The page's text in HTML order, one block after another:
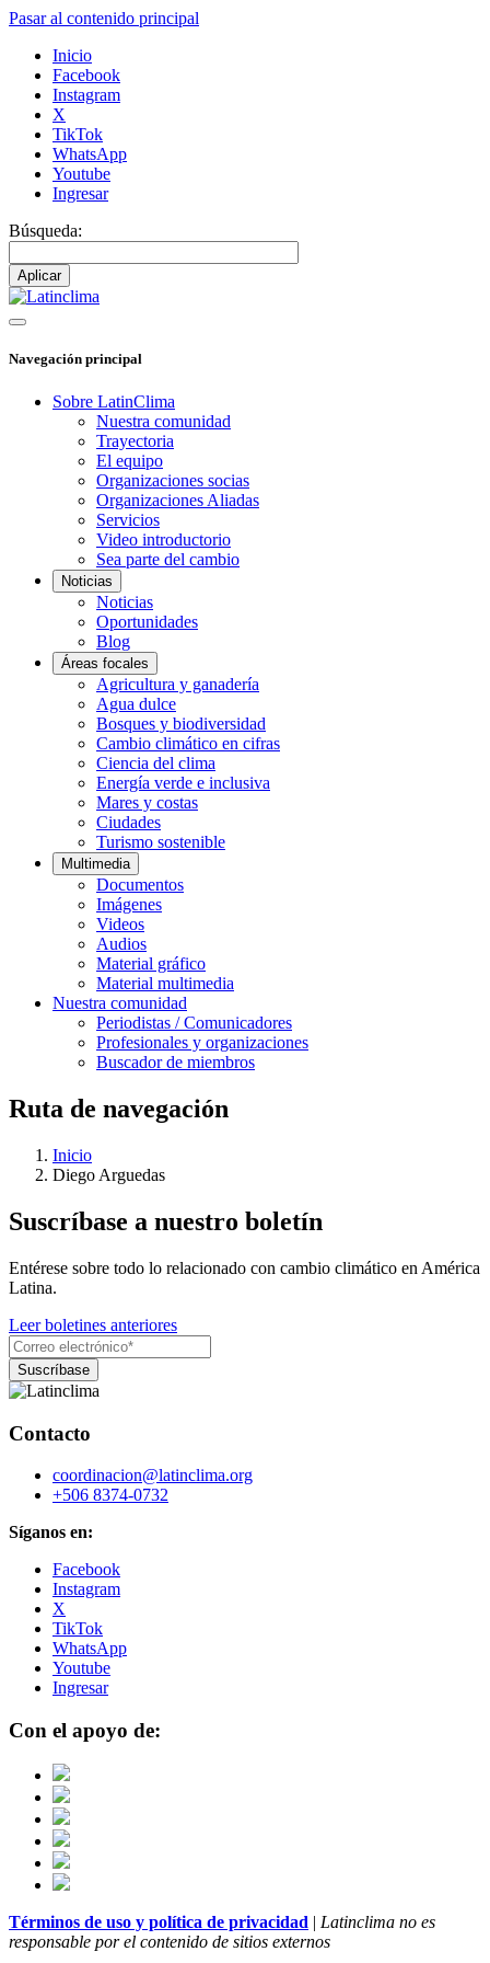
Pasar al contenido principal
Inicio
Facebook
Instagram
X
TikTok
WhatsApp
Youtube
Ingresar
Búsqueda:
Navegación principal
Sobre LatinClima
Nuestra comunidad
Trayectoria
El equipo
Organizaciones socias
Organizaciones Aliadas
Servicios
Video introductorio
Sea parte del cambio
Noticias
Noticias
Oportunidades
Blog
Áreas focales
Agricultura y ganadería
Agua dulce
Bosques y biodiversidad
Cambio climático en cifras
Ciencia del clima
Energía verde e inclusiva
Mares y costas
Ciudades
Turismo sostenible
Multimedia
Documentos
Imágenes
Videos
Audios
Material gráfico
Material multimedia
Nuestra comunidad
Periodistas / Comunicadores
Profesionales y organizaciones
Buscador de miembros
Ruta de navegación
Inicio
Diego Arguedas
Suscríbase a nuestro boletín
Entérese sobre todo lo relacionado con cambio climático en América
Latina.
Leer boletines anteriores
Contacto
coordinacion@latinclima.org
+506 8374-0732
Síganos en:
Facebook
Instagram
X
TikTok
WhatsApp
Youtube
Ingresar
Con el apoyo de:
Términos de uso y política de privacidad | Latinclima no es
responsable por el contenido de sitios externos